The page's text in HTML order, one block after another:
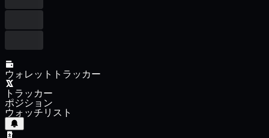
ウォレットトラッカー
トラッカー
ポジション
ウォッチリスト